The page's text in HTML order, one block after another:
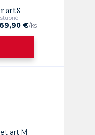
art S
69,90 €/ks